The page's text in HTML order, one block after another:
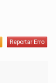
Reportar Erro